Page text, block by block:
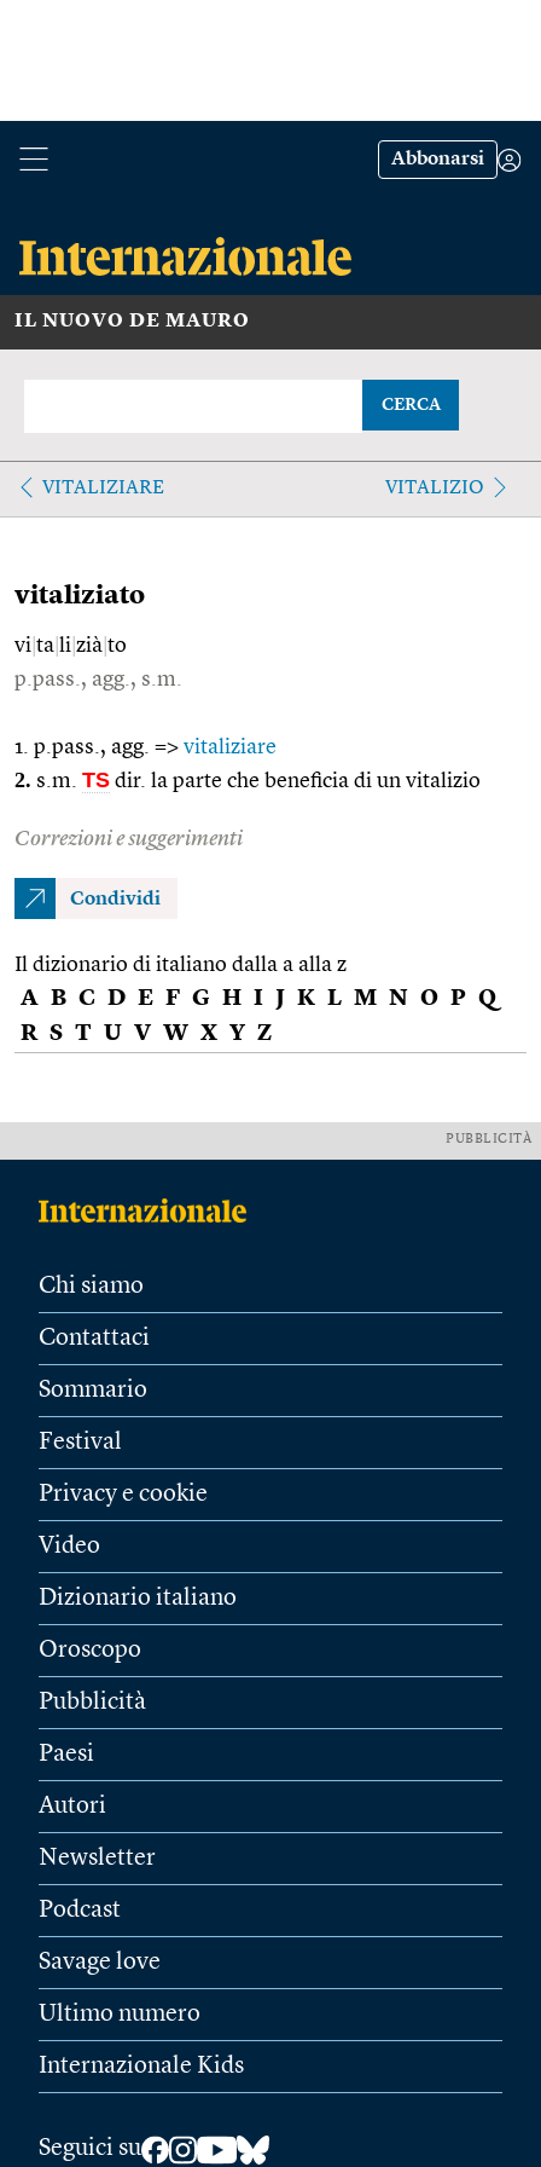
Abbonarsi
IL NUOVO DE MAURO
CERCA
VITALIZIARE VITALIZIO
vitaliziato
vi ta li zià to
p.pass., agg., s.m.
1. p.pass., agg. => vitaliziare
2. s.m. TS dir. la parte che beneficia di un vitalizio
Correzioni e suggerimenti
Condividi
Il dizionario di italiano dalla a alla z
A B C D E F G H I J K L M N O P Q
R S T U V W X Y Z
PUBBLICITÀ
Chi siamo
Contattaci
Sommario
Festival
Privacy e cookie
Video
Dizionario italiano
Oroscopo
Pubblicità
Paesi
Autori
Newsletter
Podcast
Savage love
Ultimo numero
Internazionale Kids
Seguici su